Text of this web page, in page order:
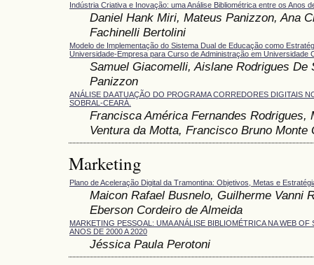
Indústria Criativa e Inovação: uma Análise Bibliométrica entre os Anos
Daniel Hank Miri, Mateus Panizzon, Ana
Fachinelli Bertolini
Modelo de Implementação do Sistema Dual de Educação como
Universidade-Empresa para Curso de Administração em Universidade
Samuel Giacomelli, Aislane Rodrigues De
Panizzon
ANÁLISE DA ATUAÇÃO DO PROGRAMA CORREDORES DIGITAIS
SOBRAL-CEARÁ.
Francisca América Fernandes Rodrigues,
Ventura da Motta, Francisco Bruno Monte
Marketing
Plano de Aceleração Digital da Tramontina: Objetivos, Metas e
Maicon Rafael Busnelo, Guilherme Vanni
Eberson Cordeiro de Almeida
MARKETING PESSOAL: UMA ANÁLISE BIBLIOMÉTRICA NA WEB OF
ANOS DE 2000 A 2020
Jéssica Paula Perotoni